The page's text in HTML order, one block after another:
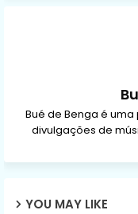
Bué de Benga é
divulgações de
YOU MAY LIKE